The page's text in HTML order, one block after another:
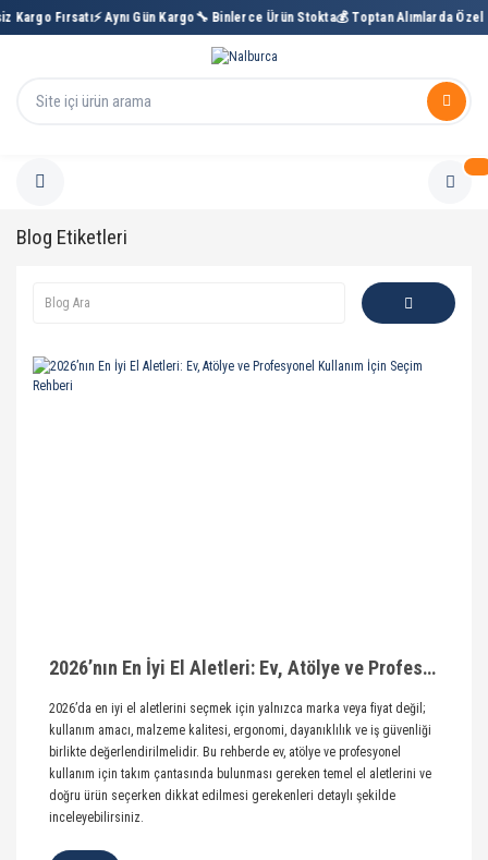
Kargo Fırsatı⚡ Aynı Gün Kargo🔧 Binlerce Ürün Stokta💰 Toptan Alımlarda Özel
Blog Etiketleri
2026’nın En İyi El Aletleri: Ev, Atölye ve Profesyonel Kullanım İçin Seçim Rehberi
2026’da en iyi el aletlerini seçmek için yalnızca marka veya fiyat değil;
kullanım amacı, malzeme kalitesi, ergonomi, dayanıklılık ve iş güvenliği
birlikte değerlendirilmelidir. Bu rehberde ev, atölye ve profesyonel
kullanım için takım çantasında bulunması gereken temel el aletlerini ve
doğru ürün seçerken dikkat edilmesi gerekenleri detaylı şekilde
inceleyebilirsiniz.